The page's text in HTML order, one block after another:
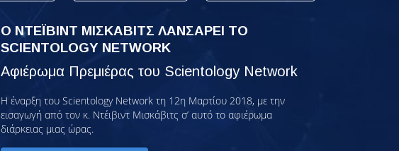
Ο ΝΤΕΪΒΙΝΤ ΜΙΣΚΑΒΙΤΣ ΛΑΝΣΑΡΕΙ ΤΟ
SCIENTOLOGY NETWORK
Αφιέρωμα Πρεμιέρας του Scientology Network
Η έναρξη του Scientology Network τη 12η Μαρτίου 2018, με την
εισαγωγή από τον κ. Ντέιβιντ Μισκάβιτς σ’ αυτό το αφιέρωμα
διάρκειας μιας ώρας.